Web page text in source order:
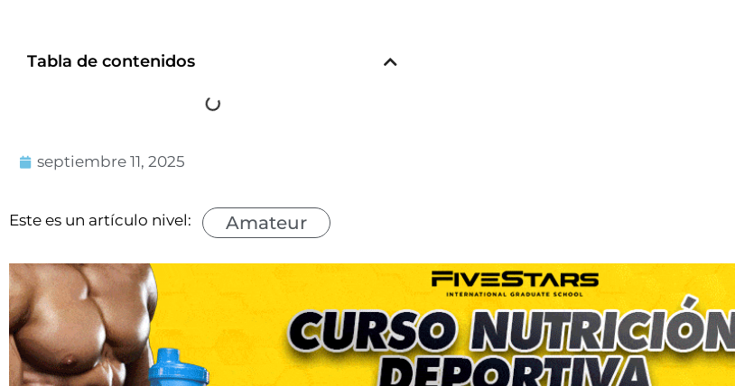
Tabla de contenidos
septiembre 11, 2025
Este es un artículo nivel: Amateur